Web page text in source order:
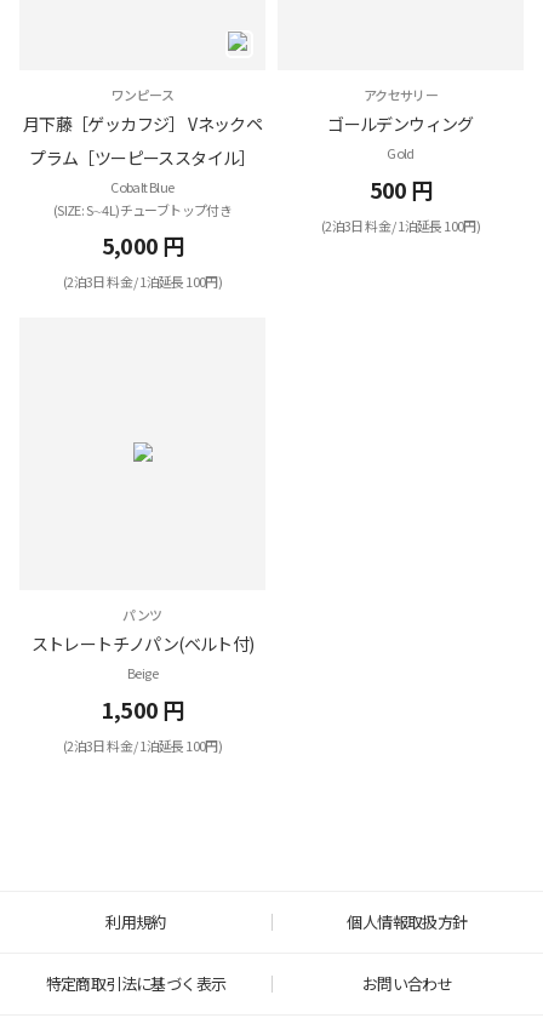
ワンピース
月下藤［ゲッカフジ］ Vネックペ
プラム［ツーピーススタイル］
Cobalt Blue
(SIZE: S∼4L)チューブトップ付き
5,000 円
(2泊3日 料金 / 1泊延長 100円)
アクセサリー
ゴールデンウィング
Gold
500 円
(2泊3日 料金 / 1泊延長 100円)
パンツ
ストレートチノパン(ベルト付)
Beige
1,500 円
(2泊3日 料金 / 1泊延長 100円)
利用規約 個人情報取扱方針
特定商取引法に基づく表示 お問い合わせ